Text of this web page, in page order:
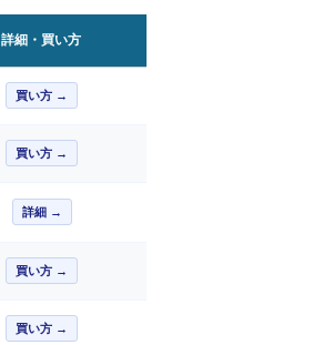
詳細・買い方
買い方 →
買い方 →
詳細 →
買い方 →
買い方 →